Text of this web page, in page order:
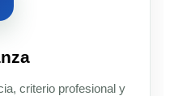
criterio profesional y